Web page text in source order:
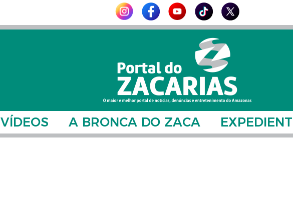
VÍDEOS A BRONCA DO ZACA